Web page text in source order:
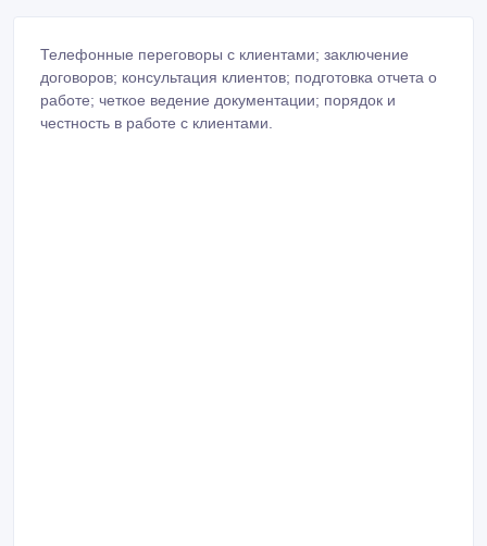
Телефонные переговоры с клиентами; заключение
договоров; консультация клиентов; подготовка отчета о
работе; четкое ведение документации; порядок и
честность в работе с клиентами.